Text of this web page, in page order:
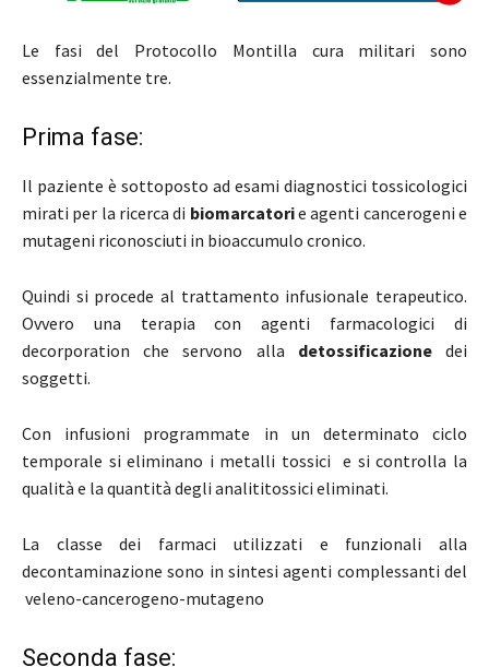
Le fasi del Protocollo Montilla cura militari sono
essenzialmente tre.
Prima fase:
Il paziente è sottoposto ad esami diagnostici tossicologici
mirati per la ricerca di biomarcatorie agenti cancerogeni e
mutageni riconosciuti in bioaccumulo cronico.
Quindi si procede al trattamento infusionale terapeutico.
Ovvero una terapia con agenti farmacologici di
decorporation che servono alla detossificazionedei
soggetti.
Con infusioni programmate in un determinato ciclo
temporale si eliminano i metalli tossici e si controlla la
qualità e la quantità degli analititossici eliminati.
La classe dei farmaci utilizzati e funzionali alla
decontaminazione sono in sintesi agenti complessanti del
veleno-cancerogeno-mutageno
Seconda fase: